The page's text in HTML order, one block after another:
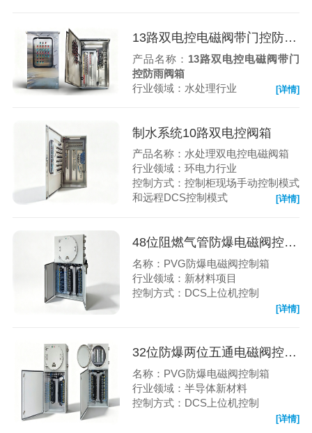
13路双电控电磁阀带门控防雨阀箱
产品名称： 13路双电控电磁阀带门
控防雨阀箱
行业领域：水处理行业
[详情]
制水系统10路双电控阀箱
产品名称：水处理双电控电磁阀箱
行业领域：环电力行业
控制方式：控制柜现场手动控制模式
和远程DCS控制模式
[详情]
48位阻燃气管防爆电磁阀控制柜
名称：PVG防爆电磁阀控制箱
行业领域：新材料项目
控制方式：DCS上位机控制
[详情]
32位防爆两位五通电磁阀控制柜
名称：PVG防爆电磁阀控制箱
行业领域：半导体新材料
控制方式：DCS上位机控制
[详情]